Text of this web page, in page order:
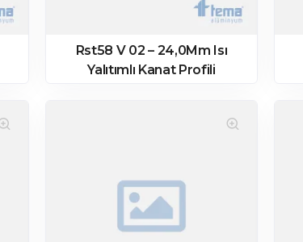
Rst58 V 02 – 24,0Mm Isı
Yalıtımlı Kanat Profili